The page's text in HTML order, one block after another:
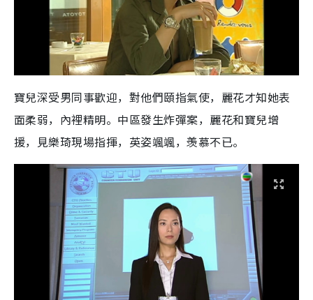
寶兒深受男同事歡迎，對他們頤指氣使，麗花才知她表
面柔弱，內裡精明。中區發生炸彈案，麗花和寶兒增
援，見樂琦現場指揮，英姿颯颯，羡慕不已。